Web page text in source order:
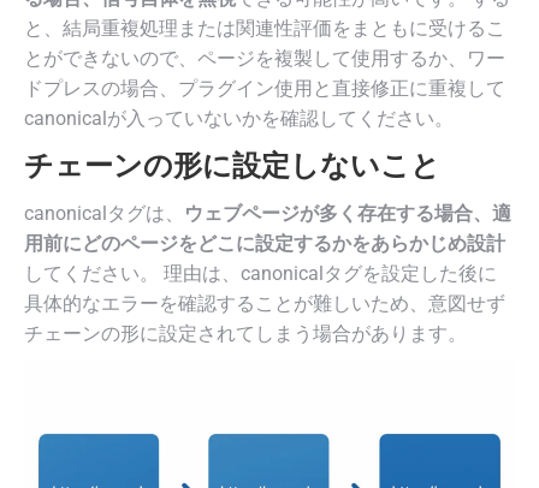
と、結局重複処理または関連性評価をまともに受けるこ
とができないので、ページを複製して使用するか、ワー
ドプレスの場合、プラグイン使用と直接修正に重複して
canonicalが入っていないかを確認してください。
チェーンの形に設定しないこと
canonicalタグは、
ウェブページが多く存在する場合、適
用前にどのページをどこに設定するかをあらかじめ設計
してください。 理由は、canonicalタグを設定した後に
具体的なエラーを確認することが難しいため、意図せず
チェーンの形に設定されてしまう場合があります。